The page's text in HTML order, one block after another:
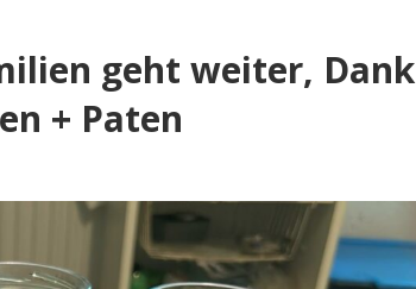
geht weiter, Dank
+ Paten